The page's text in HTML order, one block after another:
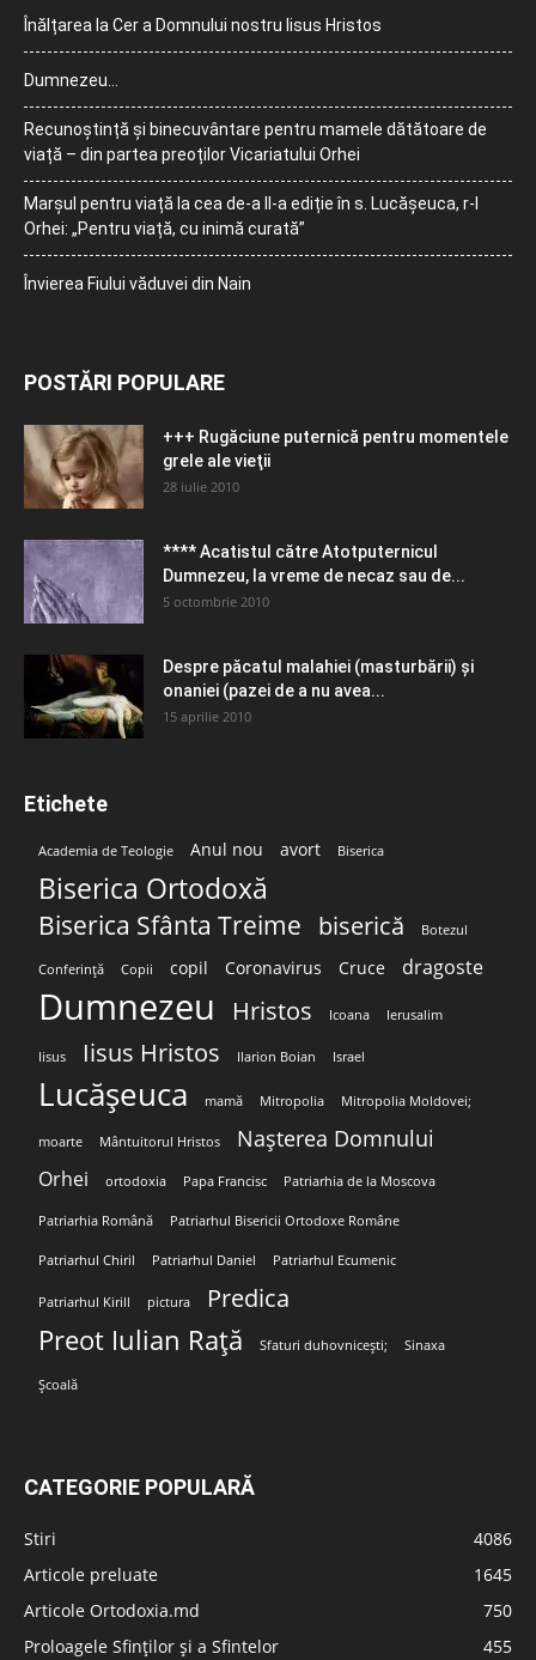
Înălțarea la Cer a Domnului nostru Iisus Hristos
Dumnezeu…
Recunoștință și binecuvântare pentru mamele dătătoare de
viață – din partea preoților Vicariatului Orhei
Marșul pentru viață la cea de-a II-a ediție în s. Lucășeuca, r-l
Orhei: „Pentru viață, cu inimă curată”
Învierea Fiului văduvei din Nain
POSTĂRI POPULARE
+++ Rugăciune puternică pentru momentele
grele ale vieţii
28 iulie 2010
**** Acatistul către Atotputernicul
Dumnezeu, la vreme de necaz sau de...
5 octombrie 2010
Despre păcatul malahiei (masturbării) şi
onaniei (pazei de a nu avea...
15 aprilie 2010
Etichete
Academia de Teologie Anul nou avort Biserica
Biserica Ortodoxă
Biserica Sfânta Treime biserică Botezul
Conferință Copii copil Coronavirus Cruce dragoste
Dumnezeu Hristos Icoana Ierusalim
Iisus Iisus Hristos Ilarion Boian Israel
Lucășeuca mamă Mitropolia Mitropolia Moldovei;
moarte Mântuitorul Hristos Nașterea Domnului
Orhei ortodoxia Papa Francisc Patriarhia de la Moscova
Patriarhia Română Patriarhul Bisericii Ortodoxe Române
Patriarhul Chiril Patriarhul Daniel Patriarhul Ecumenic
Patriarhul Kirill pictura Predica
Preot Iulian Rață Sfaturi duhovnicești; Sinaxa
Școală
CATEGORIE POPULARĂ
Stiri
4086
Articole preluate
1645
Articole Ortodoxia.md
750
Proloagele Sfinților și a Sfintelor
455